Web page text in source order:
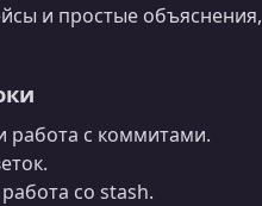
и простые
работа с коммитами.
со stash.